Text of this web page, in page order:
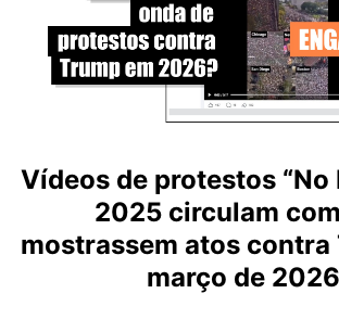
Vídeos de protestos “No
2025 circulam
mostrassem atos contra
março de 2026